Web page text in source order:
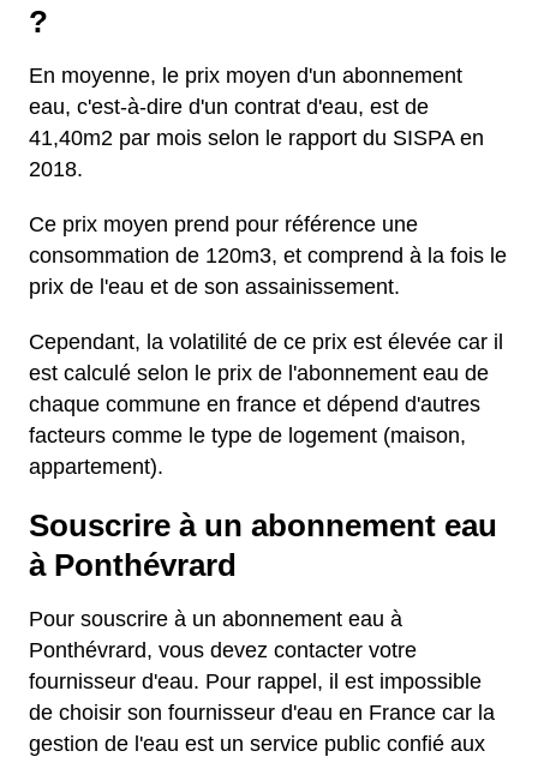
?
En moyenne, le prix moyen d'un abonnement
eau, c'est-à-dire d'un contrat d'eau, est de
41,40m2 par mois selon le rapport du SISPA en
2018.
Ce prix moyen prend pour référence une
consommation de 120m3, et comprend à la fois le
prix de l'eau et de son assainissement.
Cependant, la volatilité de ce prix est élevée car il
est calculé selon le prix de l'abonnement eau de
chaque commune en france et dépend d'autres
facteurs comme le type de logement (maison,
appartement).
Souscrire à un abonnement eau
à Ponthévrard
Pour souscrire à un abonnement eau à
Ponthévrard, vous devez contacter votre
fournisseur d'eau. Pour rappel, il est impossible
de choisir son fournisseur d'eau en France car la
gestion de l'eau est un service public confié aux